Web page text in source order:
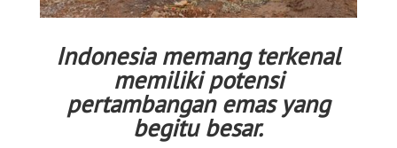
Indonesia memang terkenal
memiliki potensi
pertambangan emas yang
begitu besar.